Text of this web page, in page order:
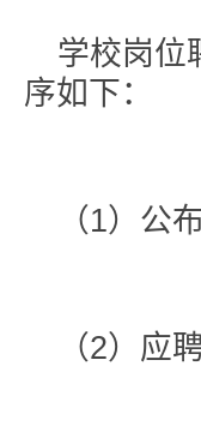
学校岗位
序如下：
（1）公
（2）应